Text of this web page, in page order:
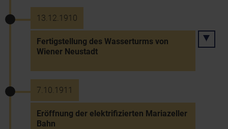
13.12.1910
Fertigstellung des Wasserturms von
Wiener Neustadt
7.10.1911
Eröffnung der elektrifizierten Mariazeller
Bahn